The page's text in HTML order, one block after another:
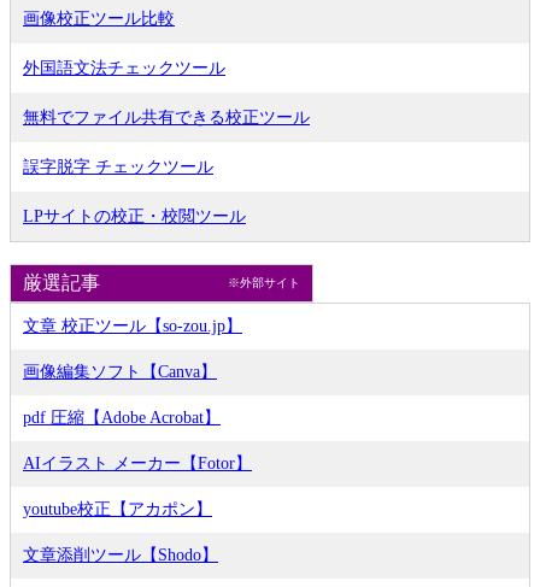
画像校正ツール比較
外国語文法チェックツール
無料でファイル共有できる校正ツール
誤字脱字 チェックツール
LPサイトの校正・校閲ツール
厳選記事 ※外部サイト
文章 校正ツール【so-zou.jp】
画像編集ソフト【Canva】
pdf 圧縮【Adobe Acrobat】
AIイラスト メーカー【Fotor】
youtube校正【アカポン】
文章添削ツール【Shodo】